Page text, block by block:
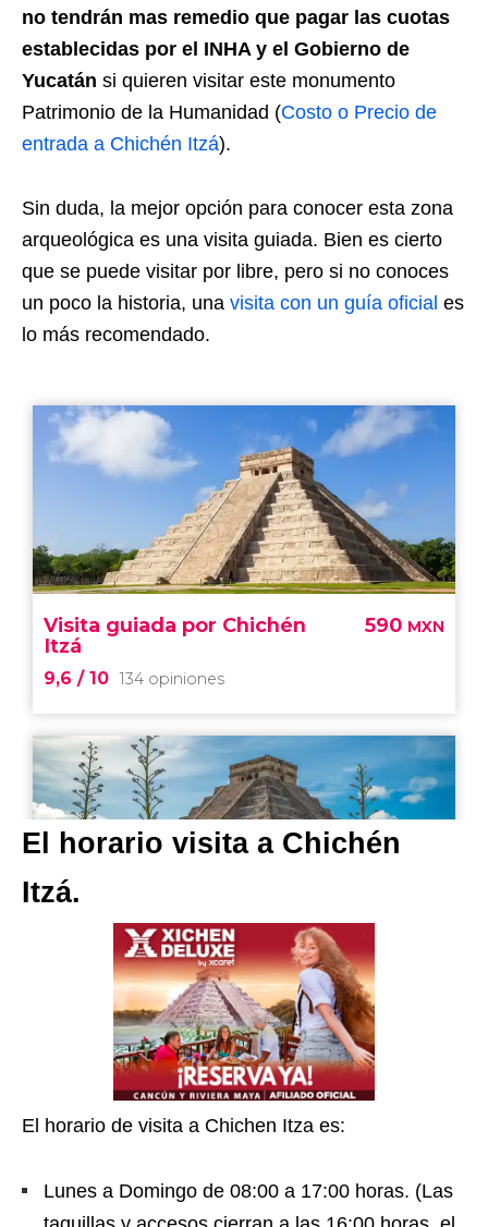
no tendrán mas remedio que pagar las cuotas
establecidas por el INHA y el Gobierno de
Yucatán si quieren visitar este monumento
Patrimonio de la Humanidad (Costo o Precio de
entrada a Chichén Itzá).
Sin duda, la mejor opción para conocer esta zona
arqueológica es una visita guiada. Bien es cierto
que se puede visitar por libre, pero si no conoces
un poco la historia, una visita con un guía oficial es
lo más recomendado.
El horario visita a Chichén
Itzá.
El horario de visita a Chichen Itza es:
Lunes a Domingo de 08:00 a 17:00 horas. (Las